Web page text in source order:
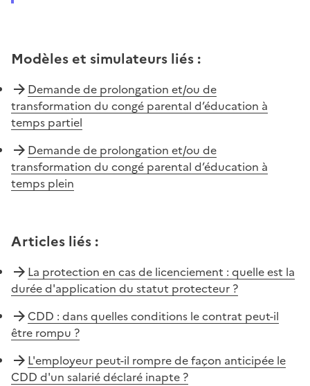
Modèles et simulateurs liés :
Demande de prolongation et/ou de
transformation du congé parental d’éducation à
temps partiel
Demande de prolongation et/ou de
transformation du congé parental d’éducation à
temps plein
Articles liés :
La protection en cas de licenciement : quelle est la
durée d'application du statut protecteur ?
CDD : dans quelles conditions le contrat peut-il
être rompu ?
L'employeur peut-il rompre de façon anticipée le
CDD d'un salarié déclaré inapte ?